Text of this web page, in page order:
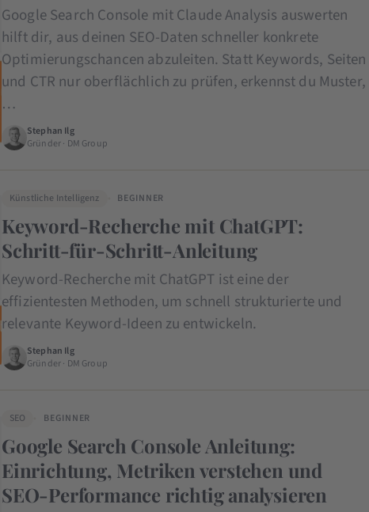
Google Search Console mit Claude Analysis auswerten
hilft dir, aus deinen SEO-Daten schneller konkrete
Optimierungschancen abzuleiten. Statt Keywords, Seiten
und CTR nur oberflächlich zu prüfen, erkennst du Muster,
…
Stephan Ilg
Gründer · DM Group
Künstliche Intelligenz BEGINNER
Keyword-Recherche mit ChatGPT:
Schritt-für-Schritt-Anleitung
Keyword-Recherche mit ChatGPT ist eine der
effizientesten Methoden, um schnell strukturierte und
relevante Keyword-Ideen zu entwickeln.
Stephan Ilg
Gründer · DM Group
SEO BEGINNER
Google Search Console Anleitung:
Einrichtung, Metriken verstehen und
SEO-Performance richtig analysieren